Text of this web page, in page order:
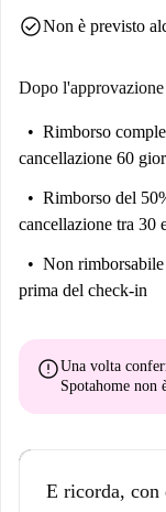
check_circleNon è previsto
Dopo
Rimborso
cancellazione 60
Rimborso del
cancellazione tra 30
Non rimborsabile
prima del check-in
errorUna volta
Spotahome non
E ricorda, con